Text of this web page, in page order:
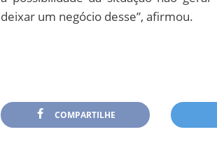
deixar um negócio desse”, afirmou.
COMPARTILHE